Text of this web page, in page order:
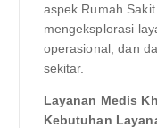
aspek Rumah
mengeksplorasi
operasional, dan
sekitar.
Layanan Medis
Kebutuhan